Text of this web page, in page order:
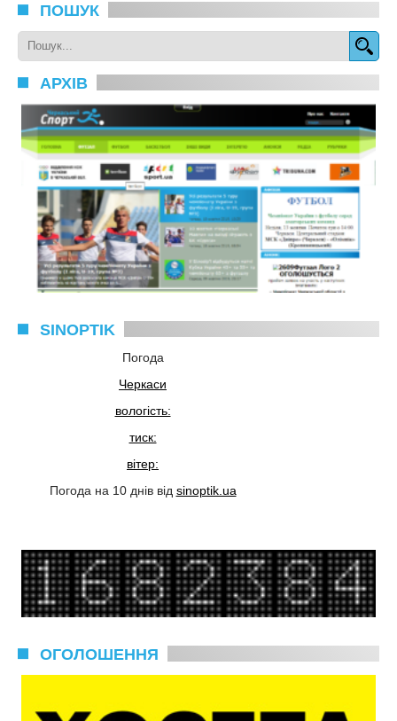
ПОШУК
АРХІВ
SINOPTIK
Погода
Черкаси
вологість:
тиск:
вітер:
Погода на 10 днів від sinoptik.ua
ОГОЛОШЕННЯ